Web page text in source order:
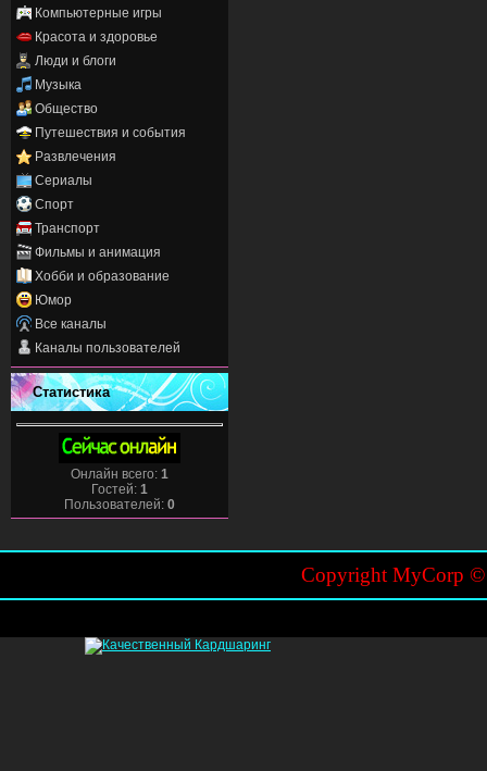
Компьютерные игры
Красота и здоровье
Люди и блоги
Музыка
Общество
Путешествия и события
Развлечения
Сериалы
Спорт
Транспорт
Фильмы и анимация
Хобби и образование
Юмор
Все каналы
Каналы пользователей
Статистика
Онлайн всего: 1
Гостей: 1
Пользователей: 0
Copyright MyCorp